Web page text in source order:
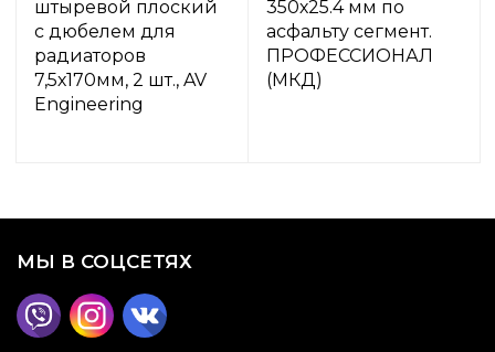
штыревой плоский
с дюбелем для
радиаторов
7,5х170мм, 2 шт., AV
Engineering
350х25.4 мм по
асфальту сегмент.
ПРОФЕССИОНАЛ
(МКД)
МЫ В СОЦСЕТЯХ